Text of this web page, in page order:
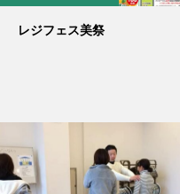
レジフェス美祭